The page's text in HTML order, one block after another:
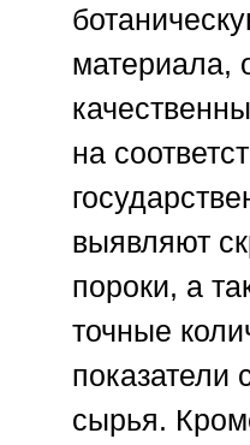
материала,
на
выявляют
пороки, а
точные
показатели
сырья.